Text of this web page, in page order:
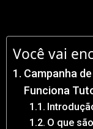
Você vai
Campanha
Funciona
O que